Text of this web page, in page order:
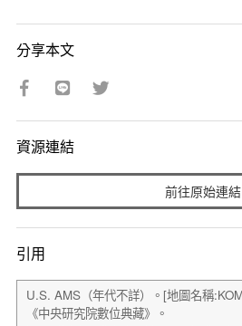
分享本文
資源連結
前往原始連結
引用